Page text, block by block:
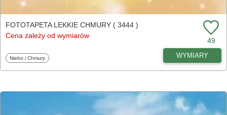
FOTOTAPETA LEKKIE CHMURY ( 3444 )
Cena zależy od wymiarów
49
Fototapety
Niebo i Chmury WYMIARY